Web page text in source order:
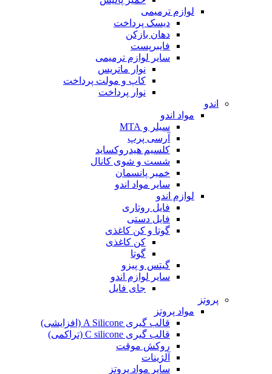
لوازم ترمیمی
دیسک پرداخت
دهان بازکن
فایبرپست
سایر لوازم ترمیمی
نوار ماتریس
کاپ و مولت پرداخت
نوار پرداخت
اندو
مواد اندو
سیلر و MTA
آرسی پرپ
کلسیم هیدروکساید
شست و شوی کانال
خمیر پانسمان
سایر مواد اندو
لوازم اندو
فایل روتاری
فایل دستی
گوتا و کن کاغذی
کن کاغذی
گوتا
گیتس و پیزو
سایر لوازم اندو
جای فایل
پروتز
مواد پروتز
قالب گیری A Silicone (افزایشی)
قالب گیری C silicone (تراکمی)
روکش موقت
آلژینات
سایر مواد پروتز